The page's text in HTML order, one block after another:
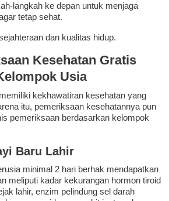
langkah ke depan untuk menjaga
tetap sehat.
dan kualitas hidup.
Kesehatan Gratis
Usia
kekhawatiran kesehatan yang
itu, pemeriksaan kesehatannya pun
pemeriksaan berdasarkan kelompok
Baru Lahir
minimal 2 hari berhak mendapatkan
meliputi kadar kekurangan hormon tiroid
lahir, enzim pelindung sel darah